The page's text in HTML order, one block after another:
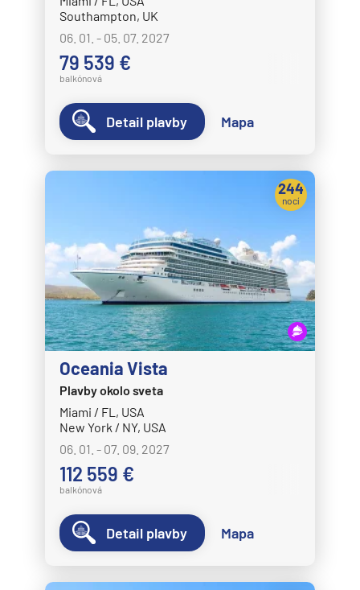
Southampton, UK
06. 01. - 05. 07. 2027
79 539 €
balkónová
Detail plavby Mapa
Oceania Vista
Plavby okolo sveta
Miami / FL, USA
New York / NY, USA
06. 01. - 07. 09. 2027
112 559 €
balkónová
244
nocí
Detail plavby Mapa